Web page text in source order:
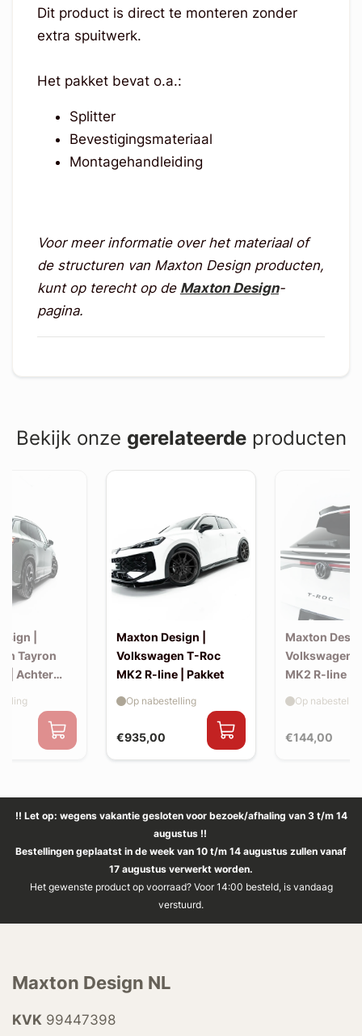
Dit product is direct te monteren zonder
extra spuitwerk.
Het pakket bevat o.a.:
Splitter
Bevestigingsmateriaal
Montagehandleiding
Voor meer informatie over het materiaal of
de structuren van Maxton Design producten,
kunt op terecht op de Maxton Design-
pagina.
Bekijk onze gerelateerdeproducten
|
Tayron
| Achter
Maxton Design |
Volkswagen T-Roc
MK2 R-line | Pakket
€935,00
Op nabestelling
Maxton
Volkswagen
MK2 R-line |
€144,00
Op
!! Let op: wegens vakantie gesloten voor bezoek/afhaling van 3 t/m 14
augustus !!
Bestellingen geplaatst in de week van 10 t/m 14 augustus zullen vanaf
17 augustus verwerkt worden.
Het gewenste product op voorraad? Voor 14:00 besteld, is vandaag
verstuurd.
Maxton Design NL
KVK 99447398